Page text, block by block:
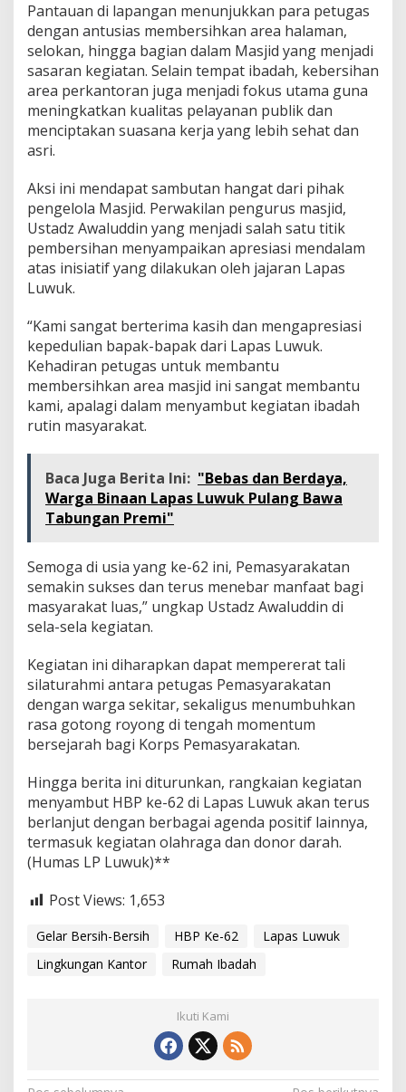
Pantauan di lapangan menunjukkan para petugas
dengan antusias membersihkan area halaman,
selokan, hingga bagian dalam Masjid yang menjadi
sasaran kegiatan. Selain tempat ibadah, kebersihan
area perkantoran juga menjadi fokus utama guna
meningkatkan kualitas pelayanan publik dan
menciptakan suasana kerja yang lebih sehat dan
asri.
Aksi ini mendapat sambutan hangat dari pihak
pengelola Masjid. Perwakilan pengurus masjid,
Ustadz Awaluddin yang menjadi salah satu titik
pembersihan menyampaikan apresiasi mendalam
atas inisiatif yang dilakukan oleh jajaran Lapas
Luwuk.
“Kami sangat berterima kasih dan mengapresiasi
kepedulian bapak-bapak dari Lapas Luwuk.
Kehadiran petugas untuk membantu
membersihkan area masjid ini sangat membantu
kami, apalagi dalam menyambut kegiatan ibadah
rutin masyarakat.
Baca Juga Berita Ini: "Bebas dan Berdaya,
Warga Binaan Lapas Luwuk Pulang Bawa
Tabungan Premi"
Semoga di usia yang ke-62 ini, Pemasyarakatan
semakin sukses dan terus menebar manfaat bagi
masyarakat luas,” ungkap Ustadz Awaluddin di
sela-sela kegiatan.
Kegiatan ini diharapkan dapat mempererat tali
silaturahmi antara petugas Pemasyarakatan
dengan warga sekitar, sekaligus menumbuhkan
rasa gotong royong di tengah momentum
bersejarah bagi Korps Pemasyarakatan.
Hingga berita ini diturunkan, rangkaian kegiatan
menyambut HBP ke-62 di Lapas Luwuk akan terus
berlanjut dengan berbagai agenda positif lainnya,
termasuk kegiatan olahraga dan donor darah.
(Humas LP Luwuk)**
Post Views: 1,653
Gelar Bersih-Bersih HBP Ke-62
Lapas Luwuk
Lingkungan Kantor
Rumah Ibadah
Ikuti Kami